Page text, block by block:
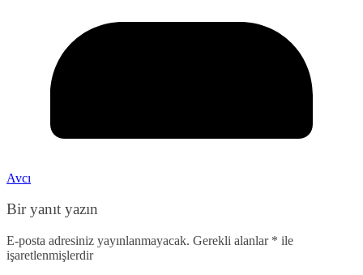
Avcı
Bir yanıt yazın
E-posta adresiniz yayınlanmayacak. Gerekli alanlar * ile
işaretlenmişlerdir